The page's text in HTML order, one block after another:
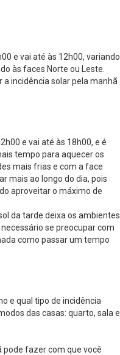
e vai até às 12h00, variando
às faces Norte ou Leste.
incidência solar pela manhã
e vai até às 18h00, e é
tempo para aquecer os
mais frias e com a face
mais ao longo do dia, pois
aproveitar o máximo de
da tarde deixa os ambientes
se preocupar com
como passar um tempo
e qual tipo de incidência
das casas: quarto, sala e
pode fazer com que você